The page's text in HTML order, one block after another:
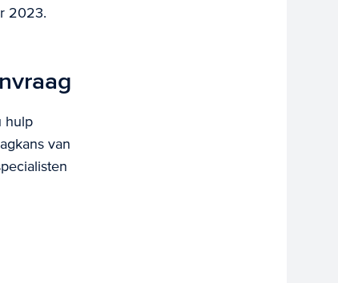
2023.
hulp
van